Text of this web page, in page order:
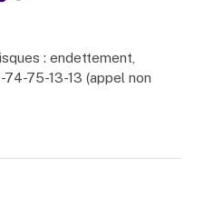
: endettement,
75-13-13 (appel non